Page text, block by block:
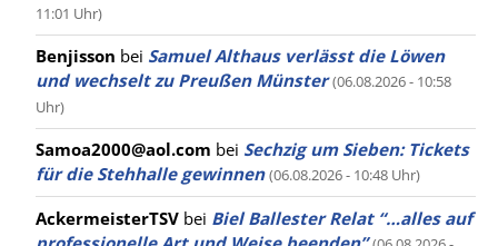
11:01 Uhr)
Benjisson bei Samuel Althaus verlässt die Löwen
und wechselt zu Preußen Münster (06.08.2026 - 10:58
Uhr)
Samoa2000@aol.com bei Sechzig um Sieben: Tickets
für die Stehhalle gewinnen (06.08.2026 - 10:48 Uhr)
AckermeisterTSV bei Biel Ballester Relat “…alles auf